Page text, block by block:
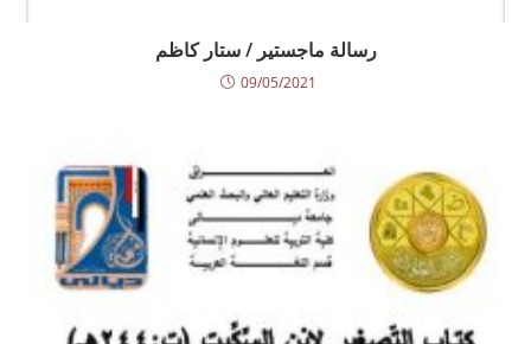
رسالة ماجستير / ستار كاظم
09/05/2021